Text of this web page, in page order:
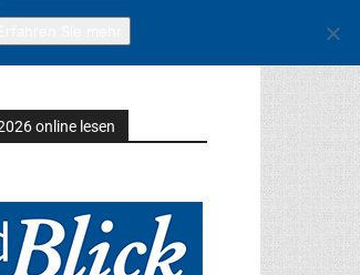
online lesen